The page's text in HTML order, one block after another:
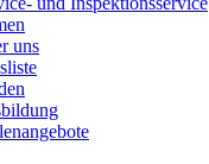
uns